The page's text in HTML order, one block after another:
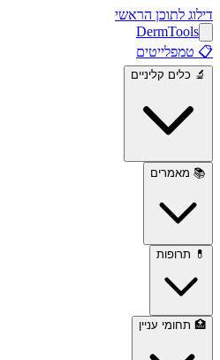
דילוג לתוכן הראשי
DermTools
📋 טמפלייטים
🔬 כלים קליניים
📚 מאמרים
💊 תרופות
🏥 תחומי עניין